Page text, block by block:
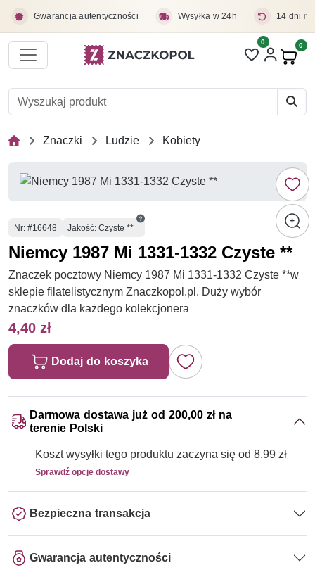
Gwarancja autentyczności Wysyłka w 24h 14 dni
Liczba pozycji
0 0
Znaczki Ludzie Kobiety
Numer
Nr: #16648 Jakość: Czyste **
Niemcy 1987 Mi 1331-1332 Czyste **
Znaczek pocztowy Niemcy 1987 Mi 1331-1332 Czyste **w
sklepie filatelistycznym Znaczkopol.pl. Duży wybór
znaczków dla każdego kolekcjonera
4,40 zł
Dodaj do koszyka
Darmowa dostawa już od 200,00 zł na
terenie Polski
Koszt wysyłki tego produktu zaczyna się od 8,99 zł
Sprawdź opcje dostawy
Bezpieczna transakcja
Gwarancja autentyczności